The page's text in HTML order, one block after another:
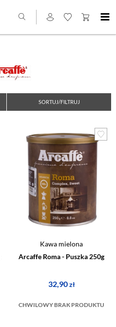
SORTUJ/FILTRUJ
Kawa mielona
Arcaffe Roma - Puszka 250g
32,90zł
CHWILOWY BRAK PRODUKTU